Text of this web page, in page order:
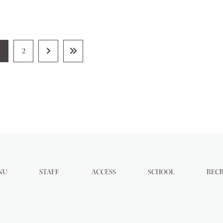
2
STAFF ACCESS SCHOOL